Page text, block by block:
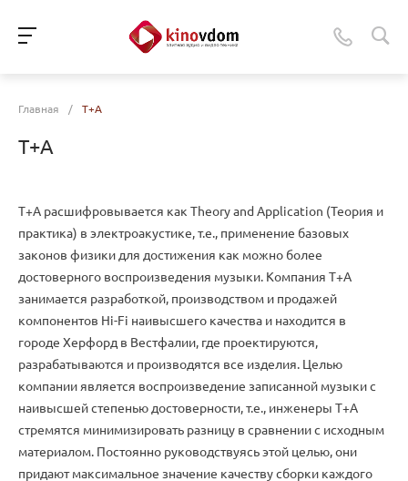
Главная / T+A
T+A
T+A расшифровывается как Theory and Application (Теория и
практика) в электроакустике, т.е., применение базовых
законов физики для достижения как можно более
достоверного воспроизведения музыки. Компания T+A
занимается разработкой, производством и продажей
компонентов Hi-Fi наивысшего качества и находится в
городе Херфорд в Вестфалии, где проектируются,
разрабатываются и производятся все изделия. Целью
компании является воспроизведение записанной музыки с
наивысшей степенью достоверности, т.е., инженеры T+A
стремятся минимизировать разницу в сравнении с исходным
материалом. Постоянно руководствуясь этой целью, они
придают максимальное значение качеству сборки каждого